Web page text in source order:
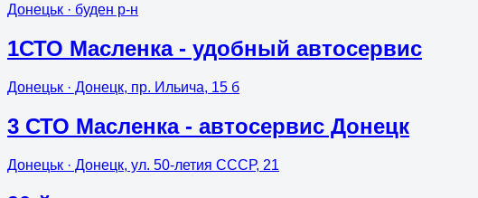
Донецьк · буден р-н
1СТО Масленка - удобный автосервис
Донецьк · Донецк, пр. Ильича, 15 б
3 СТО Масленка - автосервис Донецк
Донецьк · Донецк, ул. 50-летия СССР, 21